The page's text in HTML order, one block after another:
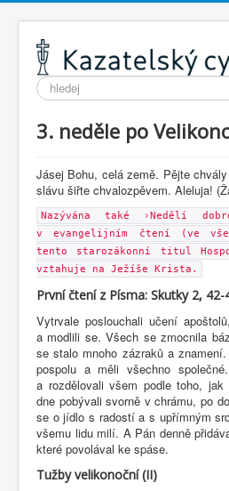
Vyhledávání...
3. neděle po
Jásej Bohu, celá země. Pějte
slávu šiřte chvalozpěvem. Aleluja!
Nazývána také ›Nedělí
v evangelijním čtení (ve
tento starozákonní titul
vztahuje na Ježíše Krista.
První čtení z Písma: Skutky 2, 42-
Vytrvale poslouchali učení
a modlili se. Všech se zmocnila
se stalo mnoho zázraků a
pospolu a měli všechno
a rozdělovali všem podle toho, jak
dne pobývali svorně v chrámu, po
se o jídlo s radostí a s upřímným
všemu lidu milí. A Pán denně
které povolával ke spáse.
Tužby velikonoční (II)